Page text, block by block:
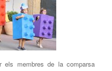
els membres de la comparsa